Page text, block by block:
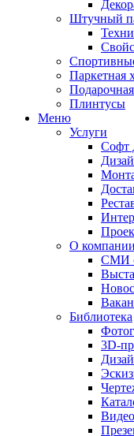
Штучный
Паркетная
Плинтусы
Меню
Услуги
Софт
О компании
СМИ
Библиотека
3D-